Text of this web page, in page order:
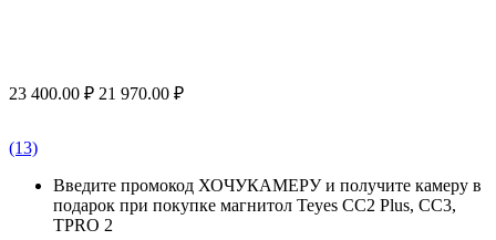
23 400.00 ₽ 21 970.00 ₽
(13)
Введите промокод ХОЧУКАМЕРУ и получите камеру в
подарок при покупке магнитол Teyes CC2 Plus, CC3,
TPRO 2